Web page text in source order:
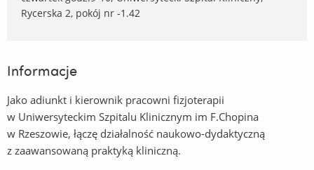
Rycerska 2, pokój nr -1.42
Informacje
Jako adiunkt i kierownik pracowni fizjoterapii
w Uniwersyteckim Szpitalu Klinicznym im F.Chopina
w Rzeszowie, łączę działalność naukowo-dydaktyczną
z zaawansowaną praktyką kliniczną.